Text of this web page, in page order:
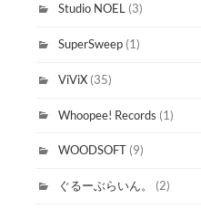
Studio NOEL (3)
SuperSweep (1)
ViViX (35)
Whoopee! Records (1)
WOODSOFT (9)
ぐるーぶらいん。 (2)